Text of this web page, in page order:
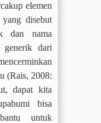
elemen
disebut
dan nama
generik dari
(Rais, 2008:
dapat kita
bisa
untuk